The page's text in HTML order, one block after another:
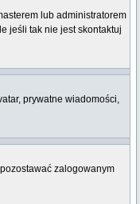
lub administratorem
jeśli tak nie jest skontaktuj
prywatne wiadomości,
zalogowanym